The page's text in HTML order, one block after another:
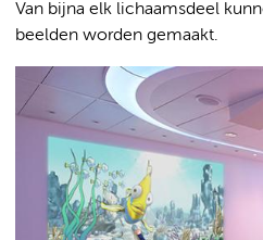
Van bijna elk lichaamsdeel
beelden worden gemaakt.